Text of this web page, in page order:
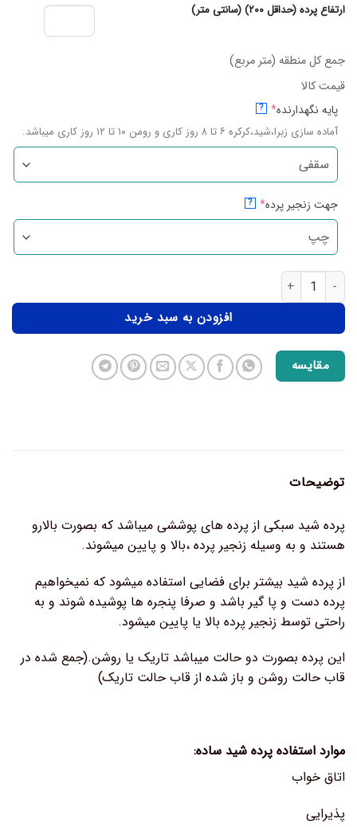
ارتفاع پرده (حداقل ۲۰۰) (سانتی متر)
جمع کل منطقه (متر مربع)
قیمت کالا
پایه نگهدارنده*
?
آماده سازی زبرا،شید،کرکره ۶ تا ۸ روز کاری و رومن ۱۰ تا ۱۲ روز کاری میباشد.
جهت زنجیر پرده*
?
افزودن به سبد خرید
مقایسه
توضیحات
پرده شید سبکی از پرده های پوششی میباشد که بصورت بالارو
هستند و به وسیله زنجیر پرده ،بالا و پایین میشوند.
از پرده شید بیشتر برای فضایی استفاده میشود که نمیخواهیم
پرده دست و پا گیر باشد و صرفا پنجره ها پوشیده شوند و به
راحتی توسط زنجیر پرده بالا یا پایین میشود.
این پرده بصورت دو حالت میباشد تاریک یا روشن.(جمع شده در
قاب حالت روشن و باز شده از قاب حالت تاریک)
موارد استفاده پرده شید ساده:
اتاق خواب
پذیرایی